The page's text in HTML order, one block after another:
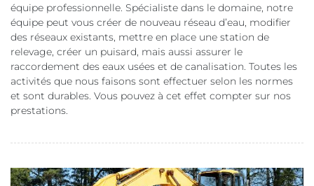
équipe professionnelle. Spécialiste dans le domaine, notre
équipe peut vous créer de nouveau réseau d’eau, modifier
des réseaux existants, mettre en place une station de
relevage, créer un puisard, mais aussi assurer le
raccordement des eaux usées et de canalisation. Toutes les
activités que nous faisons sont effectuer selon les normes
et sont durables. Vous pouvez à cet effet compter sur nos
prestations.